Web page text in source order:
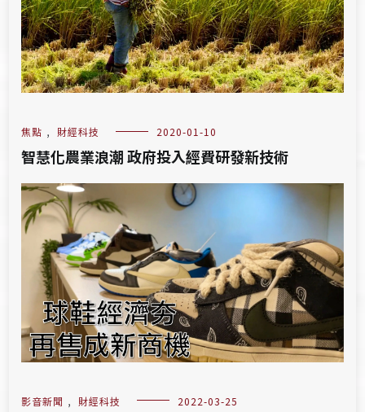
焦點 , 財經科技 2020-01-10
智慧化農業浪潮 政府投入經費研發新技術
影音新聞 , 財經科技 2022-03-25